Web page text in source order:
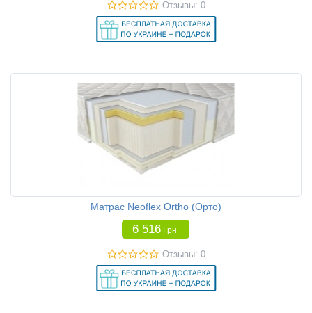
Отзывы: 0
Матрас Neoflex Ortho (Орто)
6 516 Грн
Отзывы: 0